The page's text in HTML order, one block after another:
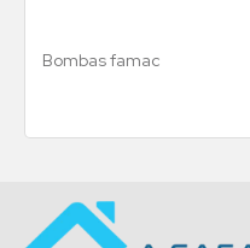
Bombas famac